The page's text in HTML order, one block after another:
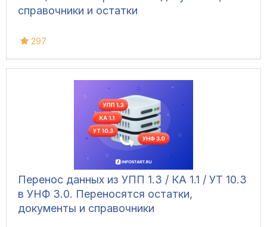
справочники и остатки
297
Перенос данных из УПП 1.3 / КА 1.1 / УТ 10.3
в УНФ 3.0. Переносятся остатки,
документы и справочники